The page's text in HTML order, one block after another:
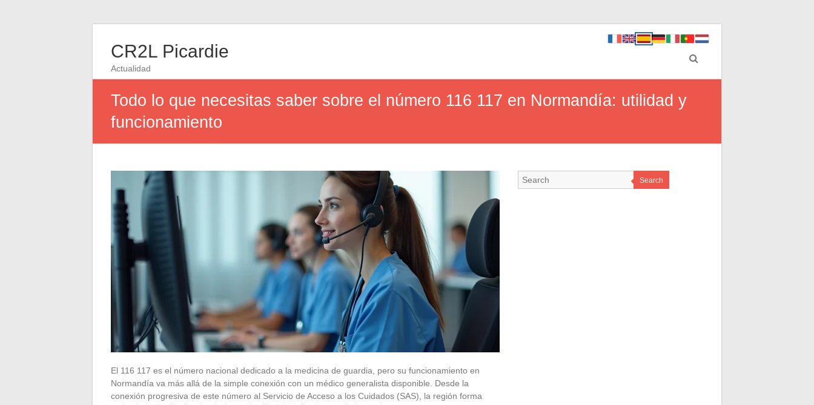
CR2L Picardie
Actualidad
Todo lo que necesitas saber sobre el número 116 117 en Normandía: utilidad y
funcionamiento
El 116 117 es el número nacional dedicado a la medicina de guardia, pero su funcionamiento en
Normandía va más allá de la simple conexión con un médico generalista disponible. Desde la
conexión progresiva de este número al Servicio de Acceso a los Cuidados (SAS), la región forma
Search